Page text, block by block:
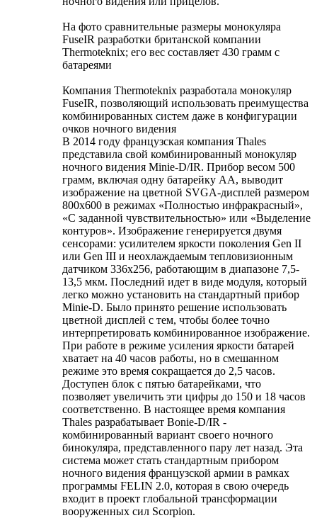
На фото сравнительные размеры монокуляра
FuseIR разработки британской компании
Thermoteknix; его вес составляет 430 грамм с
батареями
Компания Thermoteknix разработала монокуляр
FuseIR, позволяющий использовать преимущества
комбинированных систем даже в конфигурации
очков ночного видения
В 2014 году французская компания Thales
представила свой комбинированный монокуляр
ночного видения Minie-D/IR. Прибор весом 500
грамм, включая одну батарейку АА, выводит
изображение на цветной SVGA-дисплей размером
800x600 в режимах «Полностью инфракрасный»,
«С заданной чувствительностью» или «Выделение
контуров». Изображение генерируется двумя
сенсорами: усилителем яркости поколения Gen II
или Gen III и неохлаждаемым тепловизионным
датчиком 336x256, работающим в диапазоне 7,5-
13,5 мкм. Последний идет в виде модуля, который
легко можно установить на стандартный прибор
Minie-D. Было принято решение использовать
цветной дисплей с тем, чтобы более точно
интерпретировать комбинированное изображение.
При работе в режиме усиления яркости батарей
хватает на 40 часов работы, но в смешанном
режиме это время сокращается до 2,5 часов.
Доступен блок с пятью батарейками, что
позволяет увеличить эти цифры до 150 и 18 часов
соответственно. В настоящее время компания
Thales разрабатывает Bonie-D/IR -
комбинированный вариант своего ночного
бинокуляра, представленного пару лет назад. Эта
система может стать стандартным прибором
ночного видения французской армии в рамках
программы FELIN 2.0, которая в свою очередь
входит в проект глобальной трансформации
вооруженных сил Scorpion.